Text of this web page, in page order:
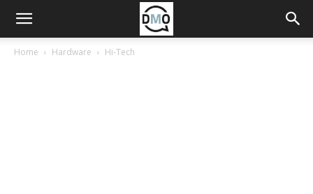
Home Hardware Hi-Tech